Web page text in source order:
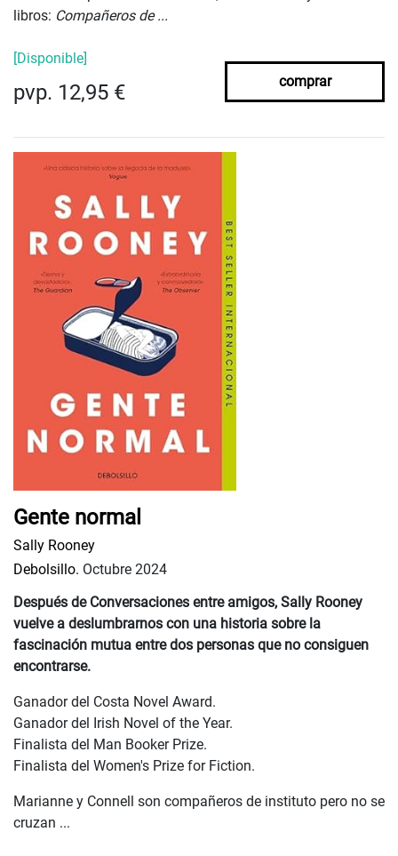
libros: Compañeros de ...
[Disponible]
pvp. 12,95 € comprar
Gente normal
Sally Rooney
Debolsillo. Octubre 2024
Después de Conversaciones entre amigos, Sally Rooney
vuelve a deslumbrarnos con una historia sobre la
fascinación mutua entre dos personas que no consiguen
encontrarse.
Ganador del Costa Novel Award.
Ganador del Irish Novel of the Year.
Finalista del Man Booker Prize.
Finalista del Women's Prize for Fiction.
Marianne y Connell son compañeros de instituto pero no se
cruzan ...